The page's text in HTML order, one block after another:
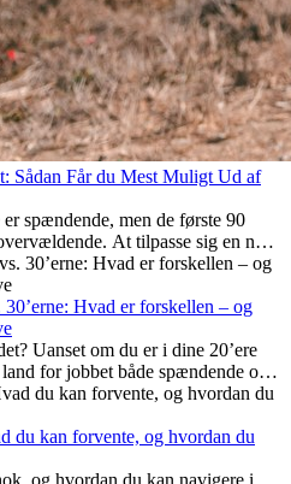
Sådan Får du Mest Muligt Ud af
spændende, men de første 90
At tilpasse sig en ny
liv, forstå lokal kultur og håndtere
Denne guide til expats vil vise
af dine første måneder i udlandet
og personlig udvikling.
Hvad er forskellen – og
Uanset om du er i dine 20’ere
for jobbet både spændende og
spørger sig selv, om alderen gør
erfaring er altid en
din karriere, styrke dit personlige
indsigt, som kan ændre dit
du kan forvente, og hvordan du
og hvordan du kan navigere i